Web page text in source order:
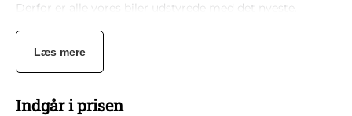
Derfor er alle vores biler udstyrede med det nyeste,
bedste og største anlæg på markedet. Så I kan høre lige
netop jeres yndlingsmusik, mens festen drøner derudad.
Musikken kan afspilles fra mobiltelefonen, iPod eller anden
Læs mere
Indgår i prisen